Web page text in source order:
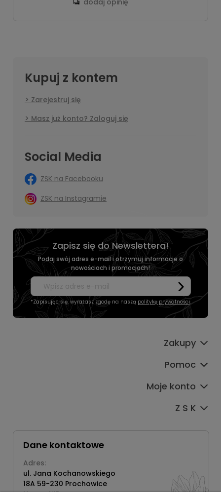
dodaj opinię
Kupuj z kontem
Zarejestruj się
Masz już konto? Zaloguj się
Social Media
ZSK na Facebooku
ZSK na Instagramie
Zapisz się do Newslettera!
Podaj swój adres e-mail i otrzymuj informacje o
nowościach i promocjach!
*Zapisując się, wyrażasz zgodę na naszą politykę prywatności.
Zakupy
Pomoc
Moje konto
Z S K
Dane kontaktowe
Adres:
ul. Jana Kochanowskiego
18A 59-230 Prochowice
Numer NIP: